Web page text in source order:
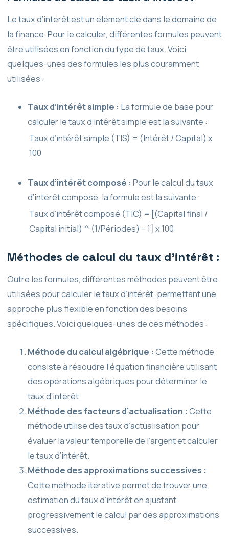
Le taux d’intérêt est un élément clé dans le domaine de
la finance. Pour le calculer, différentes formules peuvent
être utilisées en fonction du type de taux. Voici
quelques-unes des formules les plus couramment
utilisées :
Taux d’intérêt simple : La formule de base pour
calculer le taux d’intérêt simple est la suivante :
Taux d’intérêt simple (TIS) = (Intérêt / Capital) x
100
Taux d’intérêt composé : Pour le calcul du taux
d’intérêt composé, la formule est la suivante :
Taux d’intérêt composé (TIC) = [(Capital final /
Capital initial) ^ (1/Périodes) – 1] x 100
Méthodes de calcul du taux d’intérêt :
Outre les formules, différentes méthodes peuvent être
utilisées pour calculer le taux d’intérêt, permettant une
approche plus flexible en fonction des besoins
spécifiques. Voici quelques-unes de ces méthodes :
Méthode du calcul algébrique : Cette méthode
consiste à résoudre l’équation financière utilisant
des opérations algébriques pour déterminer le
taux d’intérêt.
Méthode des facteurs d’actualisation : Cette
méthode utilise des taux d’actualisation pour
évaluer la valeur temporelle de l’argent et calculer
le taux d’intérêt.
Méthode des approximations successives :
Cette méthode itérative permet de trouver une
estimation du taux d’intérêt en ajustant
progressivement le calcul par des approximations
successives.